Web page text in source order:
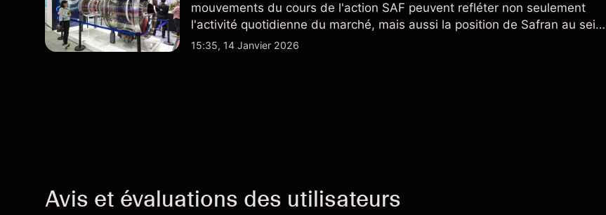
mouvements du cours de l'action SAF peuvent refléter non seulement
l'activité quotidienne du marché, mais aussi la position de Safran au sein
du marché actions français et du secteur aérospatial et de la défense
15:35, 14 Janvier 2026
Avis et évaluations des utilisateurs